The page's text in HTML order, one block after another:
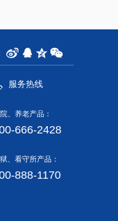
服务热线
、养老产品：
666-2428
、看守所产品：
888-1170